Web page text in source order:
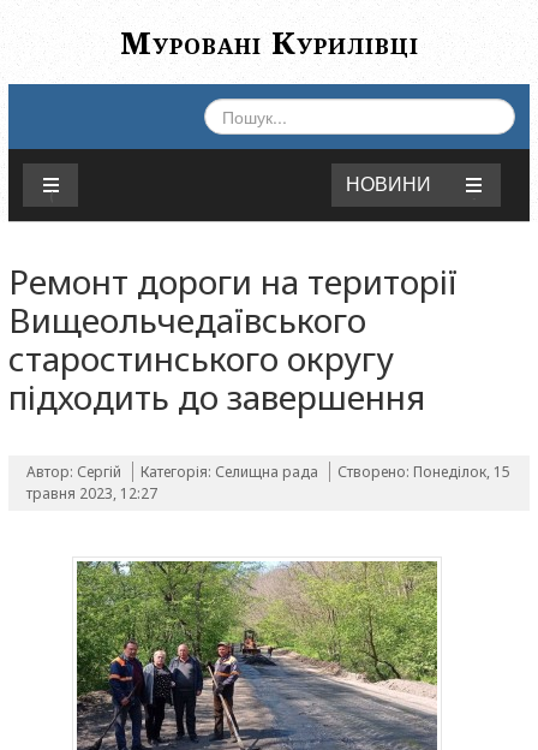
Муровані Курилівці
ПОШУК...
НОВИНИ
Ремонт дороги на території
Вищеольчедаївського
старостинського округу
підходить до завершення
Автор: Сергій Категорія: Селищна рада
Створено: Понеділок, 15
травня 2023, 12:27